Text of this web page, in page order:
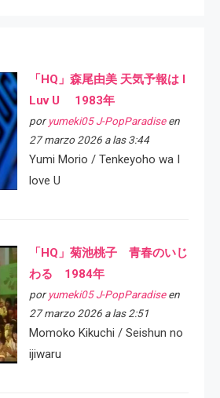
「HQ」森尾由美 天気予報は I
Luv U 1983年
por yumeki05 J-PopParadiseen
27 marzo 2026 a las 3:44
Yumi Morio / Tenkeyoho wa I
love U
「HQ」菊池桃子 青春のいじ
わる 1984年
por yumeki05 J-PopParadiseen
27 marzo 2026 a las 2:51
Momoko Kikuchi / Seishun no
ijiwaru